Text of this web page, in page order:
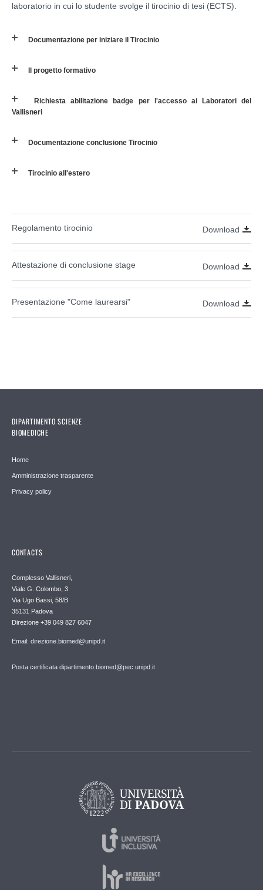
laboratorio in cui lo studente svolge il tirocinio di tesi (ECTS).
Documentazione per iniziare il Tirocinio
Il progetto formativo
Richiesta abilitazione badge per l'accesso ai Laboratori del
Vallisneri
Documentazione conclusione Tirocinio
Tirocinio all'estero
Regolamento tirocinio Download
Attestazione di conclusione stage Download
Presentazione "Come laurearsi" Download
DIPARTIMENTO SCIENZE
BIOMEDICHE
Home
Amministrazione trasparente
Privacy policy
CONTACTS
Complesso Vallisneri,
Viale G. Colombo, 3
Via Ugo Bassi, 58/B
35131 Padova
Direzione +39 049 827 6047
Email: direzione.biomed@unipd.it
Posta certificata dipartimento.biomed@pec.unipd.it